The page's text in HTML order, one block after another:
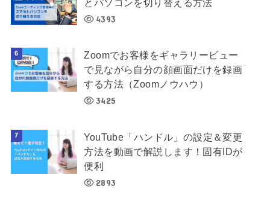
4393
Zoomでお客様をギャラリービュー
で見ながら自分の顔画面だけを録画
する方法（Zoomノウハウ）
3425
YouTube「ハンドル」の設定＆変更
方法を動画で解説します！固有IDが
便利
2893